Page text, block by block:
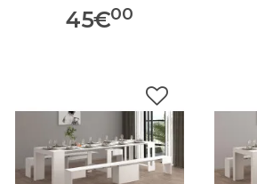
45€00